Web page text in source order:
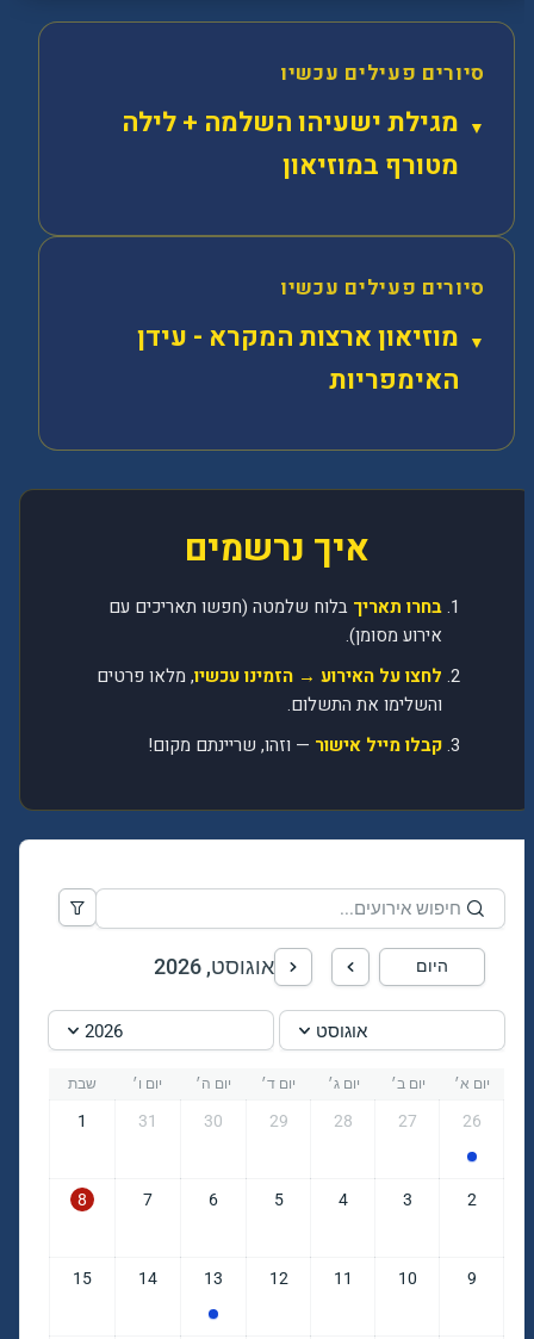
סיורים פעילים עכשיו
מגילת ישעיהו השלמה + לילה
מטורף במוזיאון
סיורים פעילים עכשיו
מוזיאון ארצות המקרא - עידן
האימפריות
איך נרשמים
בחרו תאריך בלוח שלמטה (חפשו תאריכים עם
אירוע מסומן).
לחצו על האירוע → הזמינו עכשיו, מלאו פרטים
והשלימו את התשלום.
קבלו מייל אישור — וזהו, שריינתם מקום!
היום אוגוסט, 2026
אוגוסט 2026
יום א׳ יום ב׳ יום ג׳ יום ד׳ יום ה׳ יום ו׳ שבת
26
27
28
29
30
31
1
2
3
4
5
6
7
8
9
10
11
12
13
14
15